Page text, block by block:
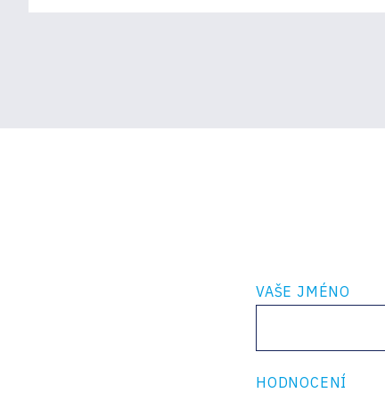
VAŠE JMÉNO
HODNOCENÍ